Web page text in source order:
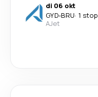
di 06 okt
GYD-BRU· 1 stop
AJet